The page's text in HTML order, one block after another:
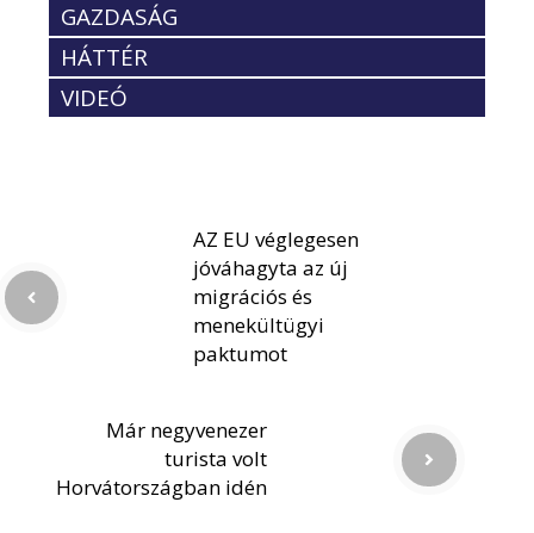
GAZDASÁG
HÁTTÉR
VIDEÓ
AZ EU véglegesen
jóváhagyta az új
migrációs és
menekültügyi
paktumot
Már negyvenezer
turista volt
Horvátországban idén